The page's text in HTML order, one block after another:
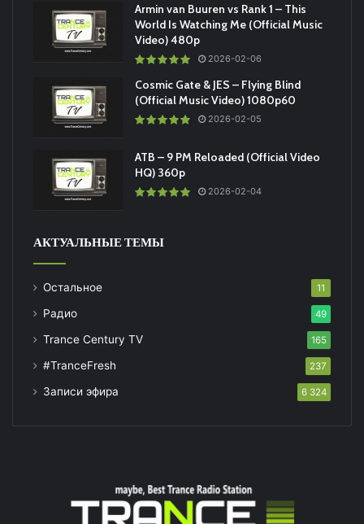
Armin van Buuren vs Rank 1 – This
World Is Watching Me (Official Music
Video) 480p
2026-02-06
Cosmic Gate & JES – Flying Blind
(Official Music Video) 1080p60
2026-02-05
ATB – 9 PM Reloaded (Official Video
HQ) 360p
2026-02-04
АКТУАЛЬНЫЕ ТЕМЫ
Остальное 11
Радио 49
Trance Century TV 165
#TranceFresh 237
Записи эфира 6 324